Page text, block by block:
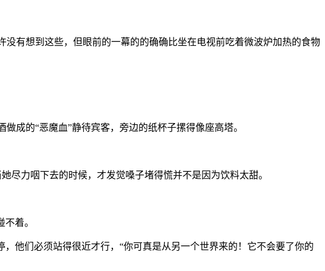
有想到这些，但眼前的一幕的的确确比坐在电视前吃着微波炉加热的食物
成的“恶魔血”静待宾客，旁边的纸杯子摞得像座高塔。
尽力咽下去的时候，才发觉嗓子堵得慌并不是因为饮料太甜。
着。
他们必须站得很近才行，“你可真是从另一个世界来的！它不会要了你的